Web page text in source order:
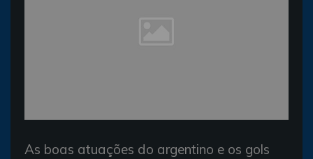
As boas atuações do argentino e os gols